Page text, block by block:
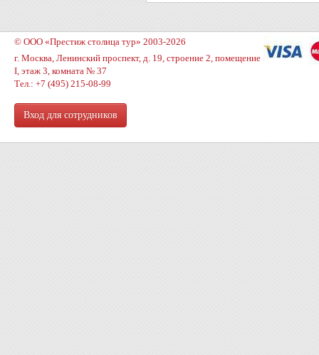
© ООО «Престиж столица тур» 2003-2026
г. Москва, Ленинский проспект, д. 19, строение 2, помещение
I, этаж 3, комната № 37
Тел.: +7 (495) 215-08-99
Вход для сотрудников